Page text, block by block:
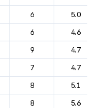
6
5.0
6
4.6
9
4.7
7
4.7
8
5.1
8
5.6